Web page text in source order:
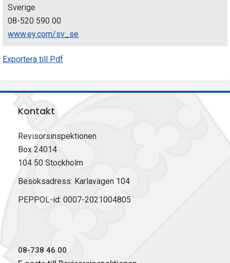
Sverige
08-520 590 00
www.ey.com/sv_se
Exportera till Pdf
Kontakt
Revisorsinspektionen
Box 24014
104 50 Stockholm
Besöksadress: Karlavägen 104
PEPPOL-id: 0007-2021004805
08-738 46 00